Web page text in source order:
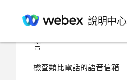
說明中心
在此文章中
言
檢查類比電話的語音信箱